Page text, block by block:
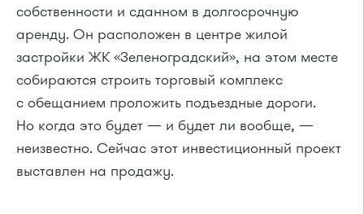
собственности и сданном в долгосрочную
аренду. Он расположен в центре жилой
застройки ЖК «Зеленоградский», на этом месте
собираются строить торговый комплекс
с обещанием проложить подъездные дороги.
Но когда это будет — и будет ли вообще, —
неизвестно. Сейчас этот инвестиционный проект
выставлен на продажу.